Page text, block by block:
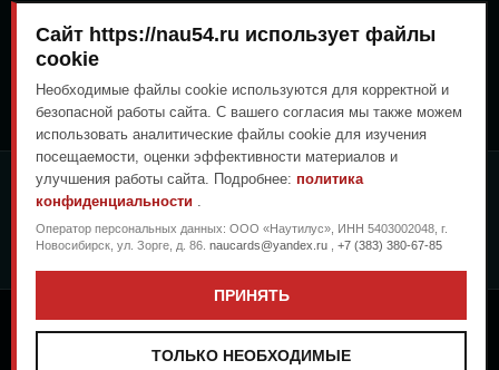
АДРЕС МАГАЗИНА
Залесского, 8/1
ОПЛАТА ЛЮБЫМ УДОБНЫМ
СПОСОБОМ
ГЕНЕРАЛЬНЫЙ ПЕРЕВОЗЧИК
Copyright © 2026.
.
Морская гастрономия в Новосибирске Дизайн: Nautilus
Сайт https://nau54.ru использует файлы
cookie
Необходимые файлы cookie используются для корректной и
безопасной работы сайта. С вашего согласия мы также можем
использовать аналитические файлы cookie для изучения
посещаемости, оценки эффективности материалов и
улучшения работы сайта. Подробнее: политика
конфиденциальности .
Оператор персональных данных: ООО «Наутилус», ИНН 5403002048, г.
Новосибирск, ул. Зорге, д. 86. naucards@yandex.ru +7 (383) 380-67-85
ТОЛЬКО НЕОБХОДИМЫЕ
ПРИНЯТЬ